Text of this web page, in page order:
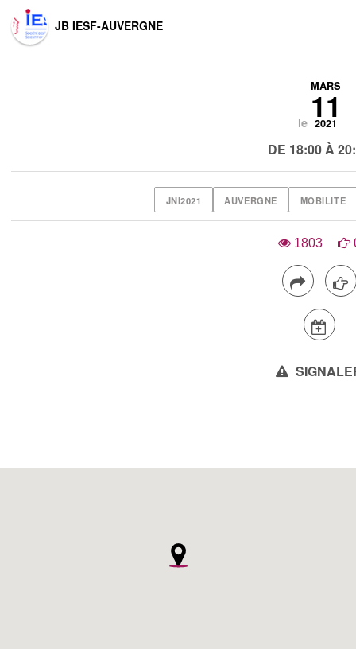
JB IESF-AUVERGNE
le
MARS
11
2021
DE 18:00 À
JNI2021 AUVERGNE MOBILITE
1803